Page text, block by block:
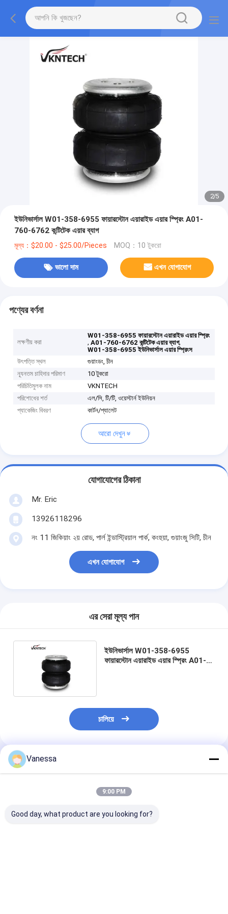
2/5
ইউনিভার্সাল W01-358-6955 ফায়ারস্টোন এয়ারাইড এয়ার স্প্রিং A01-
760-6762 কন্টিটেক এয়ার ব্যাগ
মূল্য：$20.00 - $25.00/Pieces MOQ：10 টুকরো
ভালো দাম এখন যোগাযোগ
পণ্যের বর্ণনা
লক্ষণীয় করা
W01-358-6955 ফায়ারস্টোন এয়ারাইড এয়ার স্প্রিং
,A01-760-6762 কন্টিটেক এয়ার ব্যাগ,
W01-358-6955 ইউনিভার্সাল এয়ার স্প্রিংস
উৎপত্তি স্থল
গুয়াংডং, চীন
ন্যূনতম চাহিদার পরিমাণ
10 টুকরো
পরিচিতিমুলক নাম
VKNTECH
পরিশোধের শর্ত
এল/সি, টি/টি, ওয়েস্টার্ন ইউনিয়ন
প্যাকেজিং বিবরণ
কার্টন/প্যালেট
আরো দেখুন
যোগাযোগের ঠিকানা
Mr. Eric
13926118296
নং 11 জিকিয়াং ২য় রোড, পার্ল ইন্ডাস্ট্রিয়াল পার্ক, কংহুয়া, গুয়াংজু সিটি, চীন
এখন যোগাযোগ
এর সেরা মূল্য পান
ইউনিভার্সাল W01-358-6955
ফায়ারস্টোন এয়ারাইড এয়ার স্প্রিং A01-
চালিয়ে
প্রস্তাবিত পণ্য
Vanessa
9:00 PM
Good day, what product are you looking for?